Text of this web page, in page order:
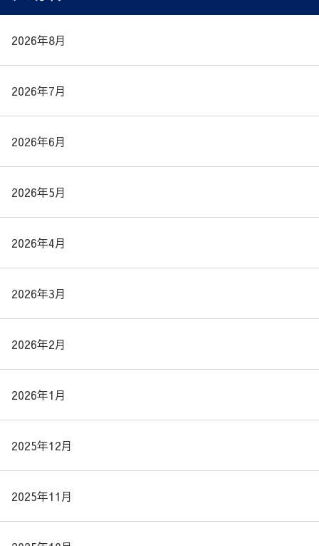
2026年8月
2026年7月
2026年6月
2026年5月
2026年4月
2026年3月
2026年2月
2026年1月
2025年12月
2025年11月